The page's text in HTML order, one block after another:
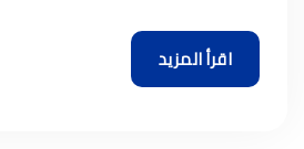
اقرأ المزيد